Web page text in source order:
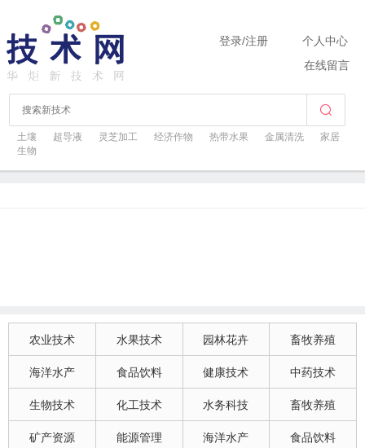
土壤 超导液 灵芝加工 经济作物 热带水果 金属清洗
家居
生物
登录/注册
个人中心
在线留言
农业技术 水果技术 园林花卉 畜牧养殖
海洋水产 食品饮料 健康技术 中药技术
生物技术 化工技术 水务科技 畜牧养殖
矿产资源 能源管理 海洋水产 食品饮料